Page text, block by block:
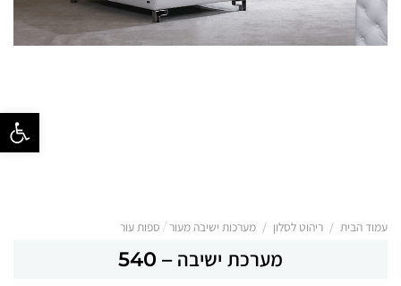
פתח
עמוד הבית / ריהוט לסלון / מערכות ישיבה מעור / ספות עור
מערכת ישיבה – 540